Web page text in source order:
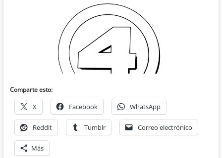
Comparte esto:
X Facebook WhatsApp
Reddit Tumblr Correo electrónico
Más